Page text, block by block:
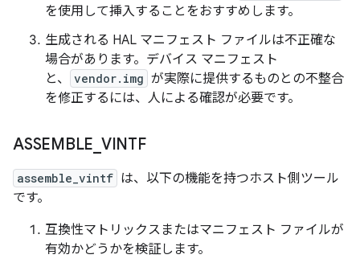
を使用して挿入することをおすすめします。
生成される HAL マニフェスト ファイルは不正確な
場合があります。デバイス マニフェスト
と、
vendor.img が実際に提供するものとの不整合
を修正するには、人による確認が必要です。
ASSEMBLE VINTF
assemble_vintf は、以下の機能を持つホスト側ツール
です。
互換性マトリックスまたはマニフェスト ファイルが
有効かどうかを検証します。